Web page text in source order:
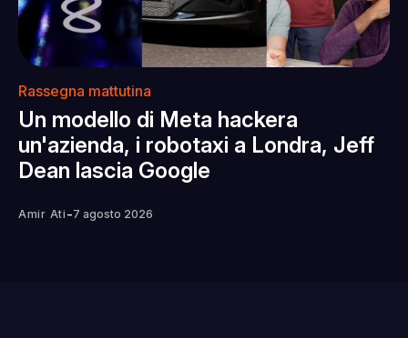
Rassegna mattutina
Un modello di Meta hackera
un'azienda, i robotaxi a Londra, Jeff
Dean lascia Google
Amir Ati -7 agosto 2026